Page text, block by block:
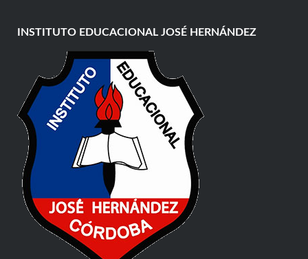
INSTITUTO EDUCACIONAL JOSÉ HERNÁNDEZ